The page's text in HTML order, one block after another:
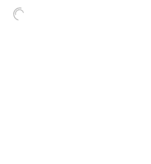
2 des 2 couleurs.
style